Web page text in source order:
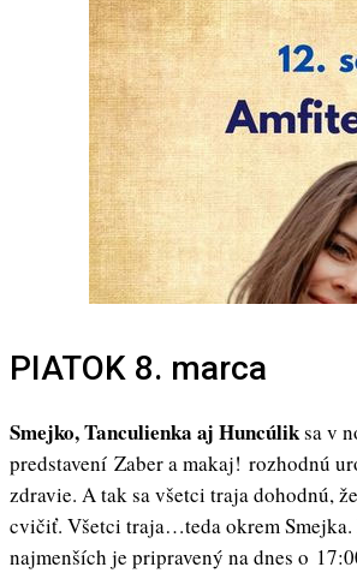
PIATOK 8. marca
Smejko, Tanculienka aj Huncúliksa v
predstavení Zaber a makaj! rozhodnú
zdravie. A tak sa všetci traja dohodnú,
cvičiť. Všetci traja…teda okrem Smejka.
najmenších je pripravený na dnes o